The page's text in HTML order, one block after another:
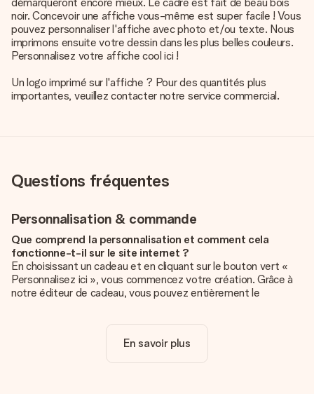
noir. Concevoir une affiche vous-même est super facile ! Vous
pouvez personnaliser l'affiche avec photo et/ou texte. Nous
imprimons ensuite votre dessin dans les plus belles couleurs.
Personnalisez votre affiche cool ici !
Un logo imprimé sur l'affiche ? Pour des quantités plus
importantes, veuillez contacter notre service commercial.
Questions fréquentes
Personnalisation & commande
Que comprend la personnalisation et comment cela
fonctionne-t-il sur le site internet ?
En choisissant un cadeau et en cliquant sur le bouton vert «
Personnalisez ici », vous commencez votre création. Grâce à
notre éditeur de cadeau, vous pouvez entièrement le
unique pour ajouter une touche finale à votre cadeau.
La personnalisation est-elle comprise dans le prix ?
En savoir plus